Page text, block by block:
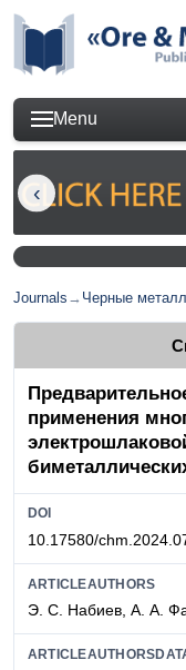
Menu
Journals → Черные
применения
DOI
10.17580/
ARTICLEAUTHORS
Э. С. Набиев, А. А.